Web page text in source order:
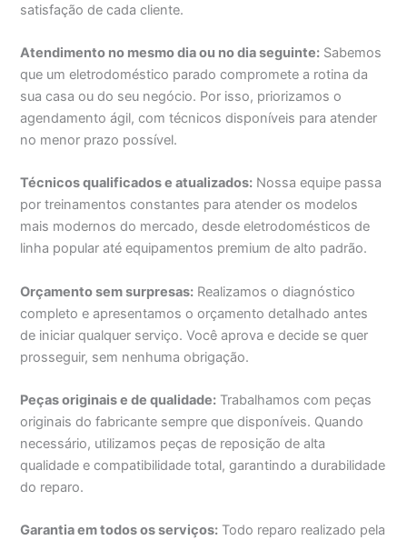
satisfação de cada cliente.
Atendimento no mesmo dia ou no dia seguinte: Sabemos
que um eletrodoméstico parado compromete a rotina da
sua casa ou do seu negócio. Por isso, priorizamos o
agendamento ágil, com técnicos disponíveis para atender
no menor prazo possível.
Técnicos qualificados e atualizados: Nossa equipe passa
por treinamentos constantes para atender os modelos
mais modernos do mercado, desde eletrodomésticos de
linha popular até equipamentos premium de alto padrão.
Orçamento sem surpresas: Realizamos o diagnóstico
completo e apresentamos o orçamento detalhado antes
de iniciar qualquer serviço. Você aprova e decide se quer
prosseguir, sem nenhuma obrigação.
Peças originais e de qualidade: Trabalhamos com peças
originais do fabricante sempre que disponíveis. Quando
necessário, utilizamos peças de reposição de alta
qualidade e compatibilidade total, garantindo a durabilidade
do reparo.
Garantia em todos os serviços: Todo reparo realizado pela